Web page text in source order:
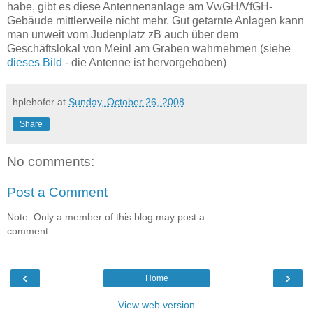
habe, gibt es diese Antennenanlage am VwGH/VfGH-
Gebäude mittlerweile nicht mehr. Gut getarnte Anlagen kann
man unweit vom Judenplatz zB auch über dem
Geschäftslokal von Meinl am Graben wahrnehmen (siehe
dieses Bild - die Antenne ist hervorgehoben)
hplehofer at Sunday, October 26, 2008
Share
No comments:
Post a Comment
Note: Only a member of this blog may post a
comment.
‹ ›
Home
View web version